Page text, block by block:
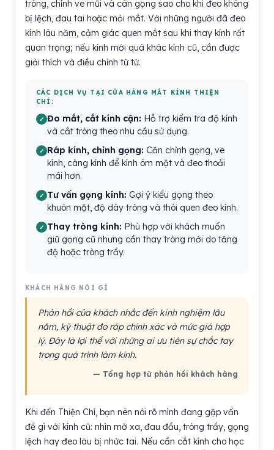
tròng, chỉnh ve mũi và cân gọng sao cho khi đeo không
bị lệch, đau tai hoặc mỏi mắt. Với những người đã đeo
kính lâu năm, cảm giác quen mắt sau khi thay kính rất
quan trọng; nếu kính mới quá khác kính cũ, cần được
giải thích và điều chỉnh từ từ.
CÁC DỊCH VỤ TẠI CỬA HÀNG MẮT KÍNH THIỆN
CHÍ:
Đo mắt, cắt kính cận: Hỗ trợ kiểm tra độ kính
và cắt tròng theo nhu cầu sử dụng.
Ráp kính, chỉnh gọng: Căn chỉnh gọng, ve
kính, càng kính để kính ôm mặt và đeo thoải
mái hơn.
Tư vấn gọng kính: Gợi ý kiểu gọng theo
khuôn mặt, độ dày tròng và thói quen đeo kính.
Thay tròng kính: Phù hợp với khách muốn
giữ gọng cũ nhưng cần thay tròng mới do tăng
độ hoặc tròng trầy.
KHÁCH HÀNG NÓI GÌ
Phản hồi của khách nhắc đến kinh nghiệm lâu
năm, kỹ thuật đo ráp chính xác và mức giá hợp
lý. Đây là lợi thế với những ai ưu tiên sự chắc tay
trong quá trình làm kính.
— Tổng hợp từ phản hồi khách hàng
Khi đến Thiện Chí, bạn nên nói rõ mình đang gặp vấn
đề gì với kính cũ: nhìn mờ xa, đau đầu, tròng trầy, gọng
lệch hay đeo lâu bị nhức tai. Nếu cần cắt kính cho học